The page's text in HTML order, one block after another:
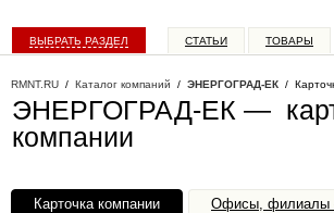
ВЫБРАТЬ РАЗДЕЛ СТАТЬИ ТОВАРЫ
RMNT.RU / Каталог компаний / ЭНЕРГОГРАД-ЕК /
ЭНЕРГОГРАД-ЕК —
компании
Карточка компании Офисы,